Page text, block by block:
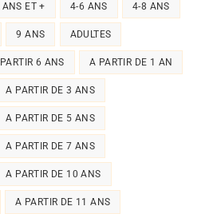
ANS ET + 4-6 ANS 4-8 ANS
9 ANS ADULTES
6 ANS A PARTIR DE 1 AN
A PARTIR DE 3 ANS
A PARTIR DE 5 ANS
A PARTIR DE 7 ANS
A PARTIR DE 10 ANS
A PARTIR DE 11 ANS